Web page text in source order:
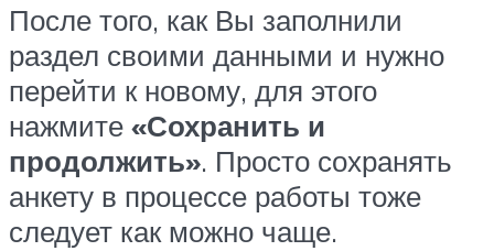
После того, как Вы заполнили
раздел своими данными и нужно
перейти к новому, для этого
нажмите «Сохранить и
продолжить». Просто сохранять
анкету в процессе работы тоже
следует как можно чаще.